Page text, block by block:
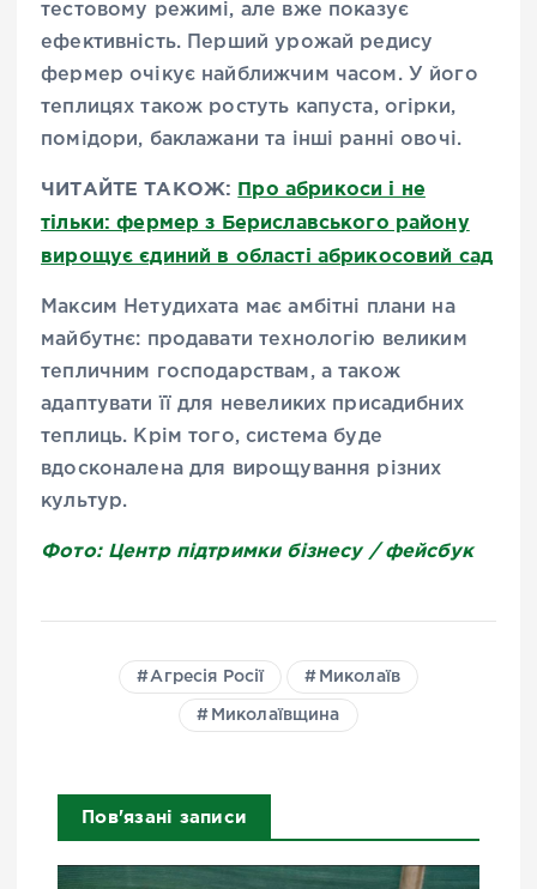
тестовому режимі, але вже показує
ефективність. Перший урожай редису
фермер очікує найближчим часом. У його
теплицях також ростуть капуста, огірки,
помідори, баклажани та інші ранні овочі.
ЧИТАЙТЕ ТАКОЖ: Про абрикоси і не
тільки: фермер з Бериславського району
вирощує єдиний в області абрикосовий сад
Максим Нетудихата має амбітні плани на
майбутнє: продавати технологію великим
тепличним господарствам, а також
адаптувати її для невеликих присадибних
теплиць. Крім того, система буде
вдосконалена для вирощування різних
культур.
Фото: Центр підтримки бізнесу / фейсбук
Агресія Росії Миколаїв
Миколаївщина
Пов'язані записи